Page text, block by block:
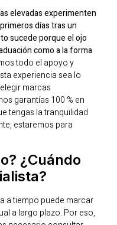
elevadas experimenten
días tras un
sucede porque el ojo
como a la forma
todo el apoyo y
experiencia sea lo
marcas
garantías 100 % en
tengas la tranquilidad
estaremos para
¿Cuándo
a tiempo puede marcar
a largo plazo. Por eso,